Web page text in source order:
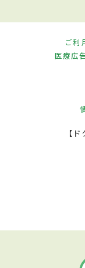
ご利
医療広
【